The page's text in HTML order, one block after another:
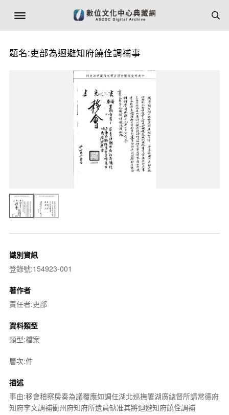
題名:吏部為迴避知府饒佺調補事
識別資訊
登錄號:154923-001
著作者
責任者:吏部
資料類型
類型:檔案
層次:件
描述
事由:移會稽察房奏為議覆應如調任湖北巡撫署湖廣總督所請常德府
知府李文調補衝州府知府所遺員缺准其將迴避知府饒佺調補